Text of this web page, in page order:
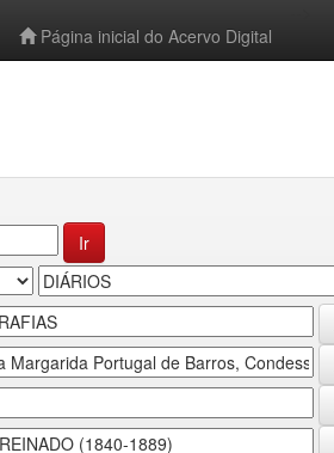
Página inicial do Acervo Digital